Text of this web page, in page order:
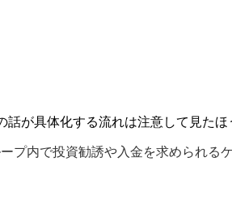
が具体化する流れは注意して見たほ
内で投資勧誘や入金を求められる